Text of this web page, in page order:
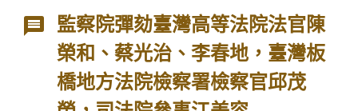
監察院彈劾臺灣高等法院法官陳
榮和、蔡光治、李春地，臺灣板
橋地方法院檢察署檢察官邱茂